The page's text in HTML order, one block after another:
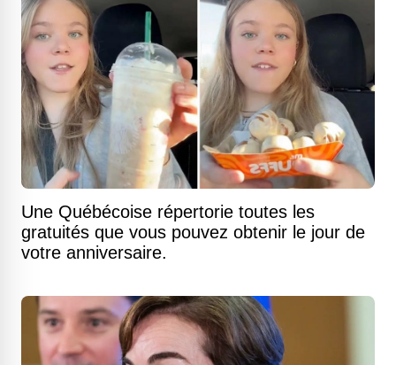
Une Québécoise répertorie toutes les
gratuités que vous pouvez obtenir le jour de
votre anniversaire.